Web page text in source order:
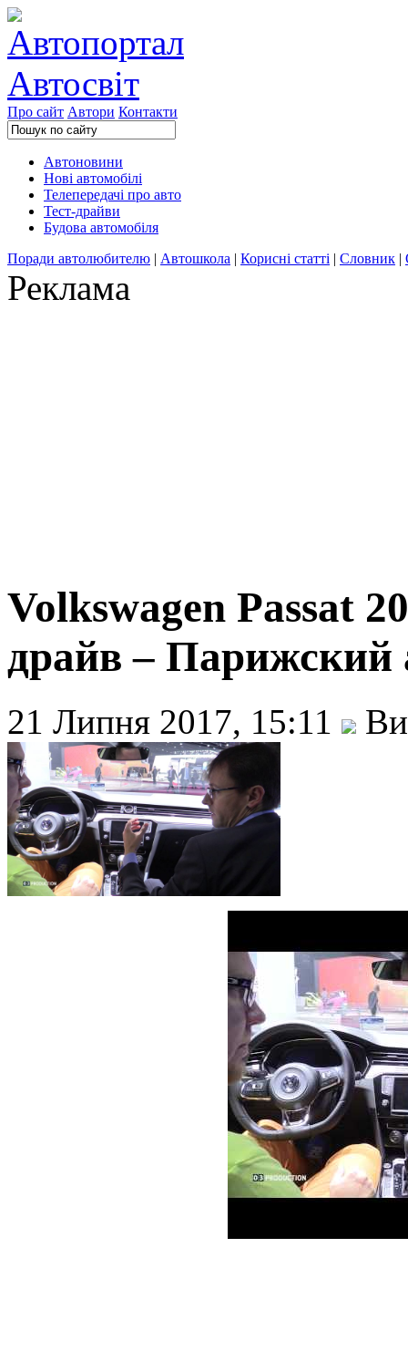
Про сайт Автори Контакти
Автоновини
Нові автомобілі
Телепередачі про авто
Тест-драйви
Будова автомобіля
Поради автолюбителю | Автошкола | Корисні статті | Словник |
Реклама
Volkswagen Passat
драйв – Парижский
21 Липня 2017, 15:11